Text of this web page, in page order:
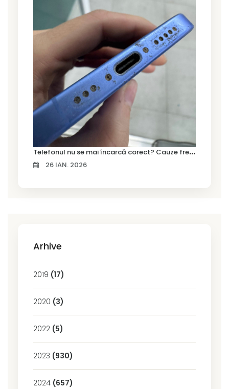
T
elefonul nu se mai încarcă corect? Cauze frecvente și soluții la service în Timișoara
26 IAN. 2026
Arhive
2019 (17)
2020 (3)
2022 (5)
2023 (930)
2024 (657)